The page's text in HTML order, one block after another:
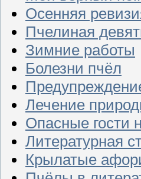
Осенняя
Пчелиная
Зимние работы
Болезни пчёл
Лечение
Опасные гости
Литературная
Крылатые